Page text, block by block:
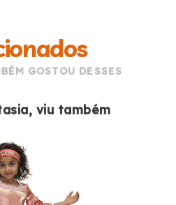
GOSTOU DESSES
viu também